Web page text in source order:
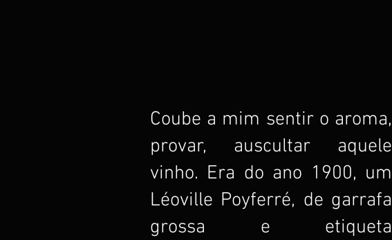
Coube a mim sentir o aroma,
provar, auscultar aquele
vinho. Era do ano 1900, um
Léoville Poyferré, de garrafa
grossa e etiqueta